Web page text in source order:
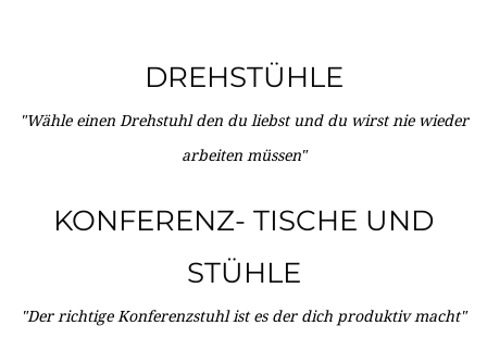
DREHSTÜHLE
"Wähle einen Drehstuhl den du liebst und du wirst nie wieder
arbeiten müssen"
KONFERENZ- TISCHE UND
STÜHLE
"Der richtige Konferenzstuhl ist es der dich produktiv macht"